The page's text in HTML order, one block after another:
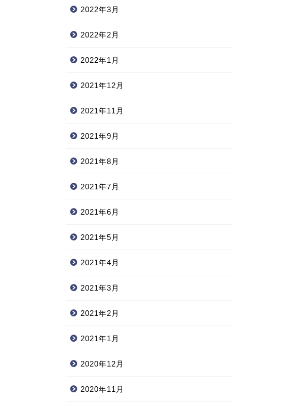
2022年3月
2022年2月
2022年1月
2021年12月
2021年11月
2021年9月
2021年8月
2021年7月
2021年6月
2021年5月
2021年4月
2021年3月
2021年2月
2021年1月
2020年12月
2020年11月